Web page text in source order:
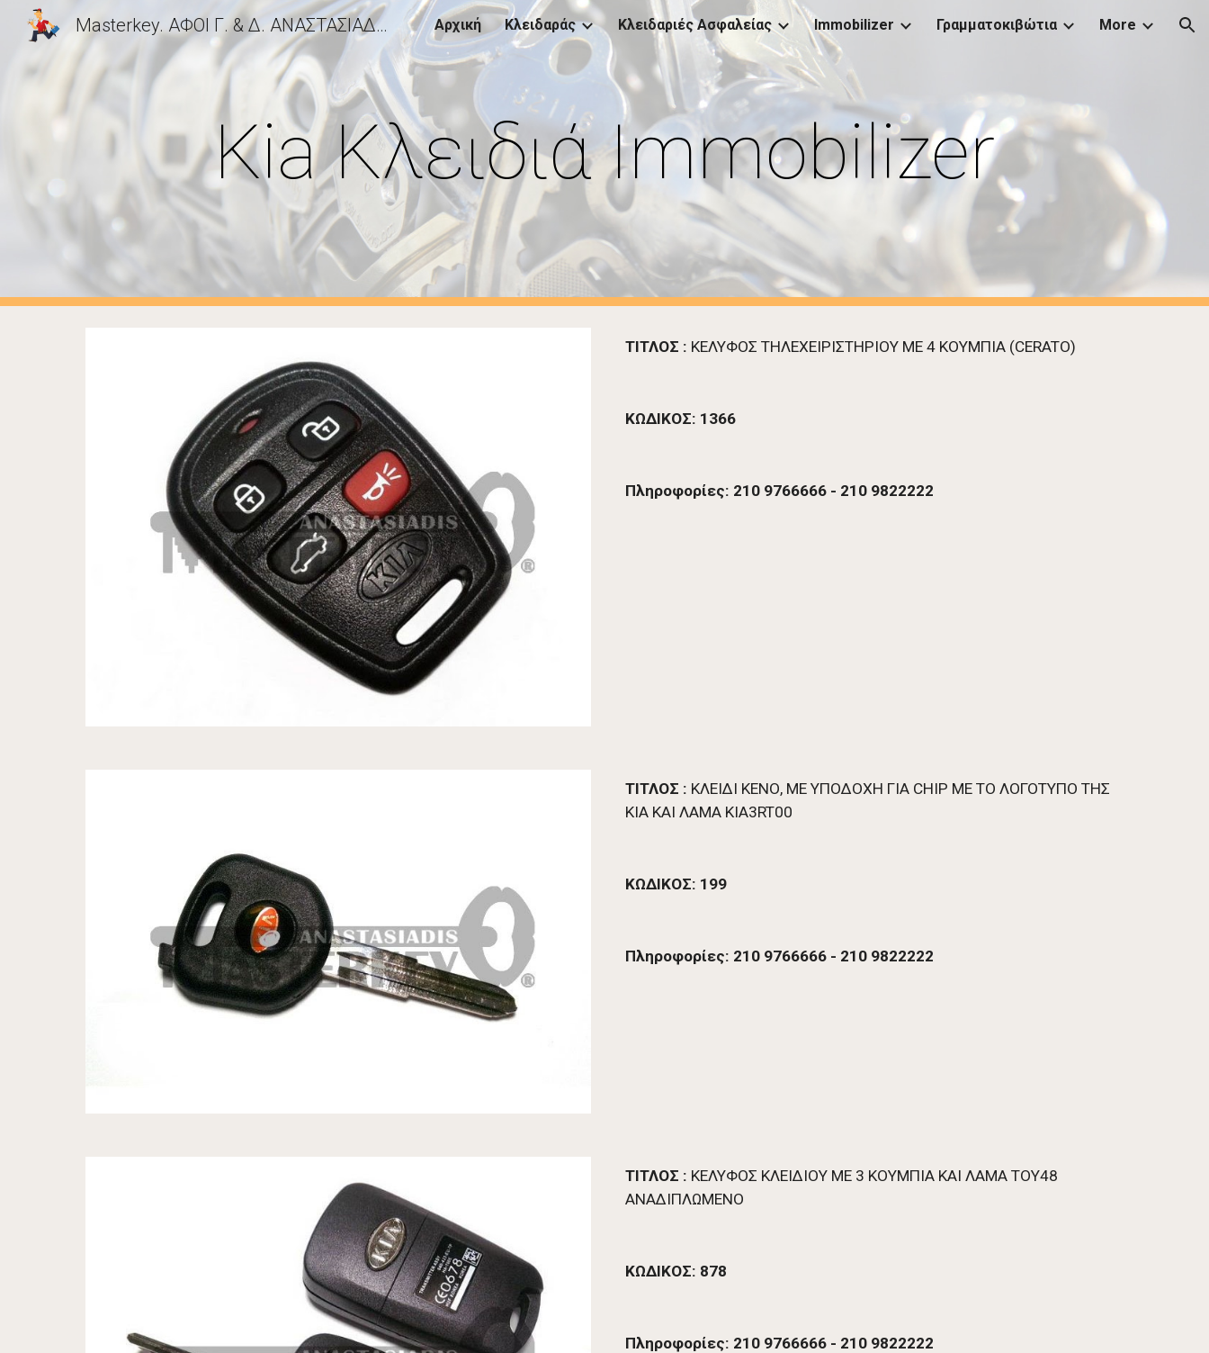
Skip to main content Skip to navigation
Masterkey. ΑΦΟΙ Γ. & Δ. ΑΝΑΣΤΑΣΙΑΔΗ Ο.Ε. Ο. Ε. | Κλειδαράς, Κλειδιά & Κλειδαριές Ασφαλείας, Κλειδαράς Αυτοκινήτων, Κλειδιά Immobilizer Αυτοκινήτου, Κλειδαράδες Αθήνα, Νέα Σμύρνη, Άγιος Δημήτριος, Δάφνη, Νέος Κόσμος, Παλαιό Φάληρο, Νότια Προάστια Αρχική Κλειδαράς Κλειδαριές Ασφαλείας Immobilizer Γραμματοκιβώτια More
Kia Κλειδιά Immobilizer
ΤΙΤΛΟΣ : ΚΕΛΥΦΟΣ ΤΗΛΕΧΕΙΡΙΣΤΗΡΙΟΥ ΜΕ 4 ΚΟΥΜΠΙΑ (CERATO)
ΚΩΔΙΚΟΣ: 1366
Πληροφορίες: 210 9766666 - 210 9822222
ΤΙΤΛΟΣ : ΚΛΕΙΔΙ ΚΕΝΟ, ΜΕ ΥΠΟΔΟΧΗ ΓΙΑ CHIP ME TO ΛΟΓΟΤΥΠΟ ΤΗΣ
KIA ΚΑΙ ΛΑΜΑ KIA3RT00
ΚΩΔΙΚΟΣ: 199
Πληροφορίες: 210 9766666 - 210 9822222
ΤΙΤΛΟΣ : ΚΕΛΥΦΟΣ ΚΛΕΙΔΙΟΥ ΜΕ 3 ΚΟΥΜΠΙΑ ΚΑΙ ΛΑΜΑ TOY48
ΑΝΑΔΙΠΛΩΜΕΝΟ
ΚΩΔΙΚΟΣ: 878
Πληροφορίες: 210 9766666 - 210 9822222